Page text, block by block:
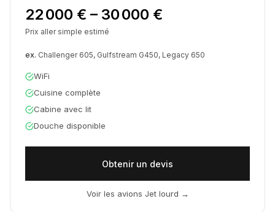
22 000 € – 30 000 €
Prix aller simple estimé
ex. Challenger 605, Gulfstream G450, Legacy 650
WiFi
Cuisine complète
Cabine avec lit
Douche disponible
Obtenir un devis
Voir les avions Jet lourd →